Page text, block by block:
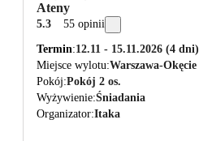
Ateny
5.3 55 opinii
Termin 12.11 - 15.11.2026 (4 dni)
Miejsce wylotu Warszawa-Okęcie
Pokój Pokój 2 os.
Wyżywienie Śniadania
Organizator Itaka